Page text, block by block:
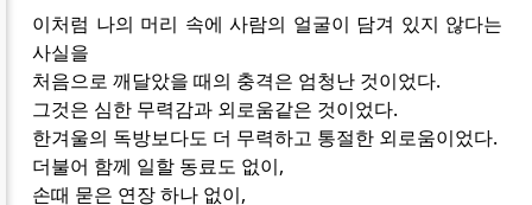
이처럼 나의 머리 속에 사람의 얼굴이 담겨 있지 않다는
사실을
처음으로 깨달았을 때의 충격은 엄청난 것이었다.
그것은 심한 무력감과 외로움같은 것이었다.
한겨울의 독방보다도 더 무력하고 통절한 외로움이었다.
더불어 함께 일할 동료도 없이,
손때 묻은 연장 하나 없이,